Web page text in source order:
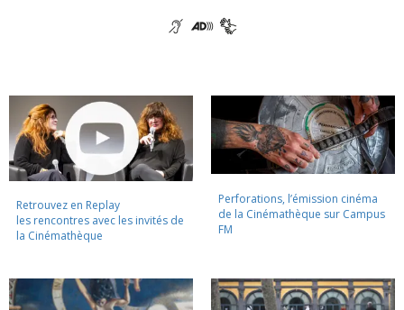
Retrouvez en Replay
les rencontres avec les invités de
la Cinémathèque
Perforations, l’émission cinéma
de la Cinémathèque sur Campus
FM